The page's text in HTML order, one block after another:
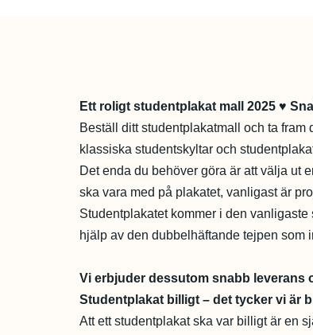
Ett roligt studentplakat mall 2025 ♥
Beställ ditt studentplakatmall och ta
klassiska studentskyltar och
Det enda du behöver göra är att välja ut
ska vara med på plakatet, vanligast är
Studentplakatet kommer i den
hjälp av den dubbelhäftande tejpen som
Vi erbjuder dessutom snabb leverans
Studentplakat billigt – det tycker vi är
Att ett studentplakat ska var billigt är en